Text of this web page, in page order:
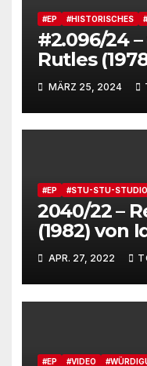
#EP #HISTORISCHES
#2.096/24
Rutles
MÄRZ 25, 2024
#EP #STU-STU-STUDIO
2040/22 –
(1982) von
APR. 27, 2022
#EP #VIDEO